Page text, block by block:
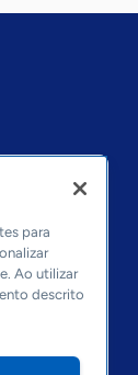
para
Ao utilizar
descrito